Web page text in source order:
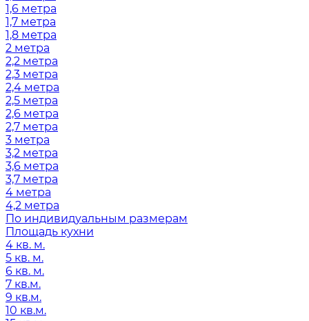
1,6 метра
1,7 метра
1,8 метра
2 метра
2,2 метра
2,3 метра
2,4 метра
2,5 метра
2,6 метра
2,7 метра
3 метра
3,2 метра
3,6 метра
3,7 метра
4 метра
4,2 метра
По индивидуальным размерам
Площадь кухни
4 кв. м.
5 кв. м.
6 кв. м.
7 кв.м.
9 кв.м.
10 кв.м.